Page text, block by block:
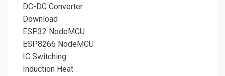
DC-DC Converter
Download
ESP32 NodeMCU
ESP8266 NodeMCU
IC Switching
Induction Heat